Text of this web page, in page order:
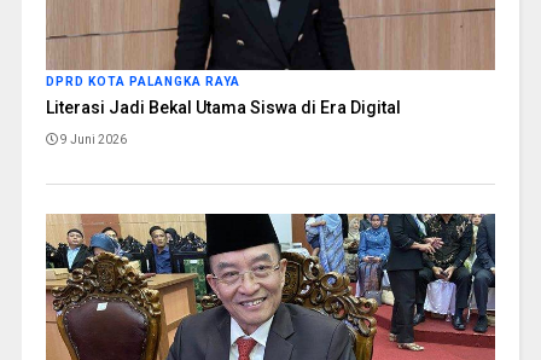
DPRD KOTA PALANGKA RAYA
Literasi Jadi Bekal Utama Siswa di Era Digital
9 Juni 2026